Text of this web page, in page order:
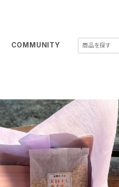
COMMUNITY